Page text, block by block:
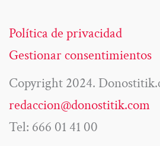
Política de privacidad
Gestionar consentimientos
Copyright 2024.
redaccion@donostitik.com
Tel: 666 01 41 00